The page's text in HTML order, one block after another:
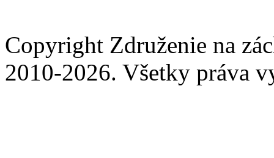
Copyright Združenie na
2010-2026. Všetky práva